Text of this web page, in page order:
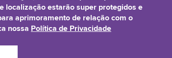
localização estarão super protegidos e
aprimoramento de relação com o
nossa Política de Privacidade